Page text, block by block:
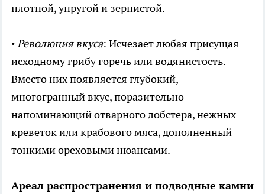
плотной, упругой и зернистой.
•Революция вкуса: Исчезает любая присущая
исходному грибу горечь или водянистость.
Вместо них появляется глубокий,
многогранный вкус, поразительно
напоминающий отварного лобстера, нежных
креветок или крабового мяса, дополненный
тонкими ореховыми нюансами.
Ареал распространения и подводные камни